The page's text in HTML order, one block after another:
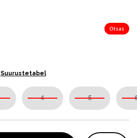
Otsas
Suurustetabel
4 5